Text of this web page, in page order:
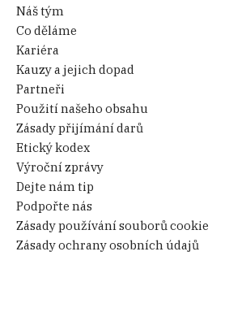
Náš tým
Co děláme
Kariéra
Kauzy a jejich dopad
Partneři
Použití našeho obsahu
Zásady přijímání darů
Etický kodex
Výroční zprávy
Dejte nám tip
Podpořte nás
Zásady používání souborů cookie
Zásady ochrany osobních údajů